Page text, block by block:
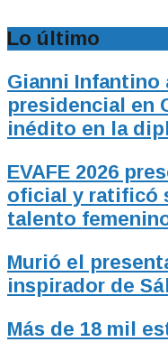
Lo último
Gianni Infantino
presidencial en
inédito en la
EVAFE 2026
oficial y ratificó
talento
Murió el
inspirador de
Más de 18 mil